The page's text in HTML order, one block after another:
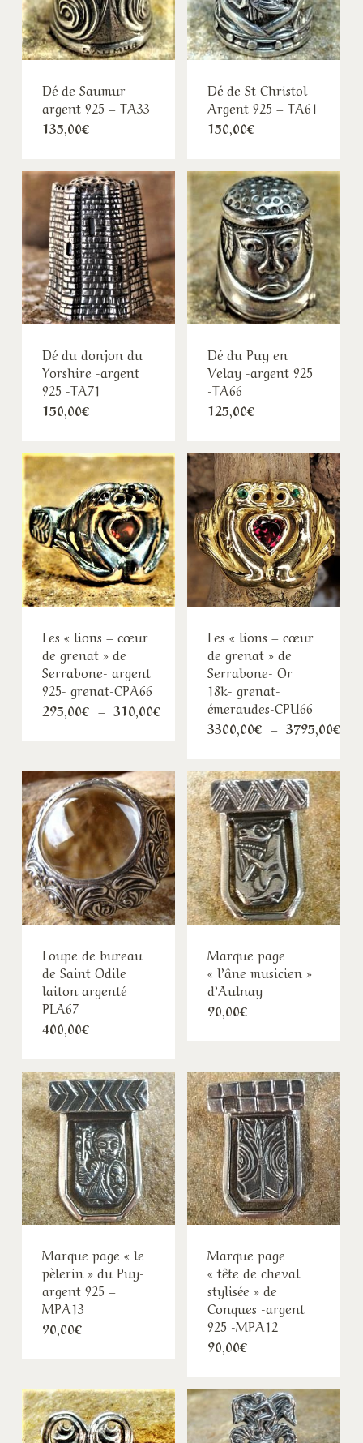
Dé de Saumur -
argent 925 – TA33
135,00€
Dé de St Christol -
Argent 925 – TA61
150,00€
Dé du donjon du
Yorshire -argent
925 -TA71
150,00€
Dé du Puy en
Velay -argent 925
-TA66
125,00€
Les « lions – cœur
de grenat » de
Serrabone- argent
925- grenat-CPA66
295,00€ – 310,00€Plage
de
310,00€
Les « lions – cœur
de grenat » de
Serrabone- Or
18k- grenat-
émeraudes-CPU66
3300,00€ – 3795,00€
Loupe de bureau
de Saint Odile
laiton argenté
PLA67
400,00€
Marque page
« l’âne musicien »
d’Aulnay
90,00€
Marque page « le
pèlerin » du Puy-
argent 925 –
MPA13
90,00€
Marque page
« tête de cheval
stylisée » de
Conques -argent
925 -MPA12
90,00€